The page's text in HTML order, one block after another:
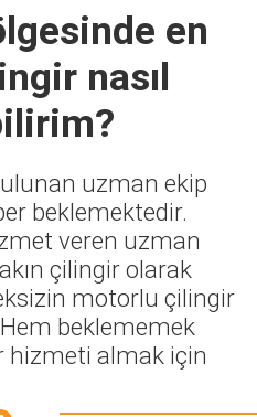
en
nasıl
uzman ekip
beklemektedir.
veren uzman
çilingir olarak
motorlu çilingir
beklememek
hizmeti almak için